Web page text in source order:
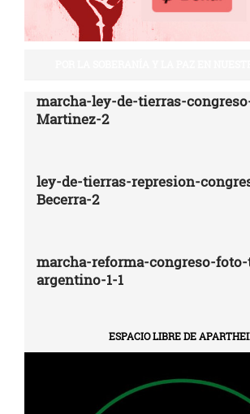
marcha-ley-de-tierras-
Martinez-2
ley-de-tierras-represion-
Becerra-2
marcha-reforma-congreso-
argentino-1-1
ESPACIO LIBRE DE